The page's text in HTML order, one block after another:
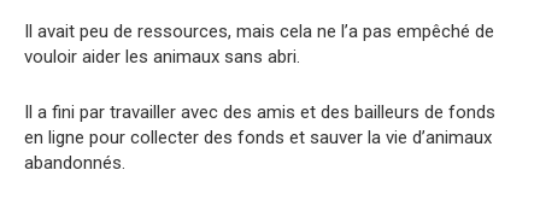
Il avait peu de ressources, mais cela ne l’a pas empêché de
vouloir aider les animaux sans abri.
Il a fini par travailler avec des amis et des bailleurs de fonds
en ligne pour collecter des fonds et sauver la vie d’animaux
abandonnés.